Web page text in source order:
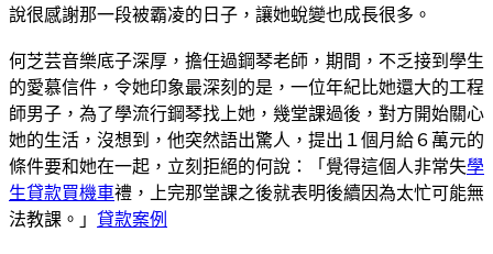
說很感謝那一段被霸凌的日子，讓她蛻變也成長很多。
何芝芸音樂底子深厚，擔任過鋼琴老師，期間，不乏接到學生
的愛慕信件，令她印象最深刻的是，一位年紀比她還大的工程
師男子，為了學流行鋼琴找上她，幾堂課過後，對方開始關心
她的生活，沒想到，他突然語出驚人，提出１個月給６萬元的
條件要和她在一起，立刻拒絕的何說：「覺得這個人非常失學
生貸款買機車禮，上完那堂課之後就表明後續因為太忙可能無
法教課。」 貸款案例